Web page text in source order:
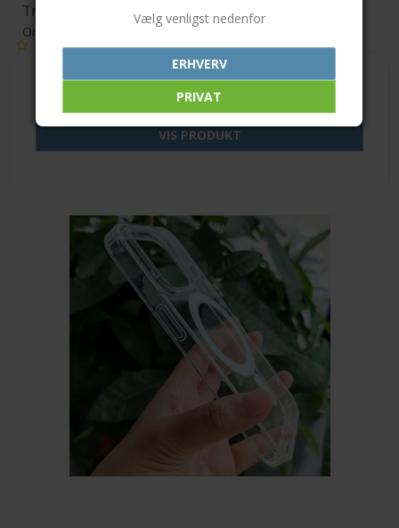
Transparent TPU cover
Orient
VIS PRODUKT
Vælg venligst nedenfor
ERHVERV
PRIVAT